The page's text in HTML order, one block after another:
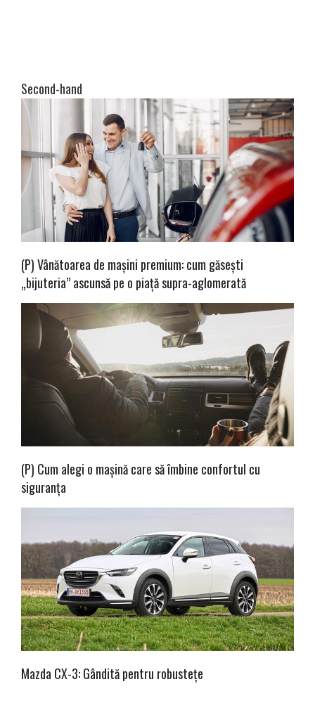
Second-hand
(P) Vânătoarea de mașini premium: cum găsești
„bijuteria” ascunsă pe o piață supra-aglomerată
(P) Cum alegi o mașină care să îmbine confortul cu
siguranța
Mazda CX-3: Gândită pentru robustețe